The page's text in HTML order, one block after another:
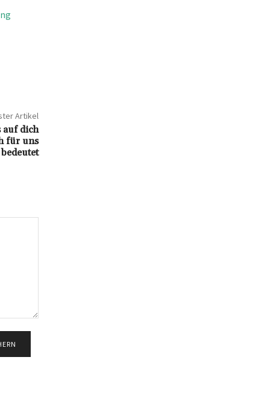
Artikel
auf dich
für uns
bedeutet